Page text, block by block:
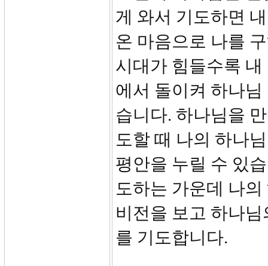
게 와서 기도하면
온 마음으로 나를
시대가 힘들수록
에서 돌이켜 하나
습니다. 하나님을
도할 때 나의 하나
평안을 누릴 수 있
도하는 가운데 나
비전을 보고 하나
를 기도합니다.